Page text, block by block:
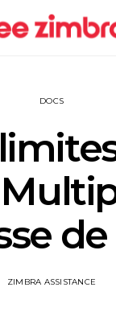
DOCS
ZIMBRA ASSISTANCE